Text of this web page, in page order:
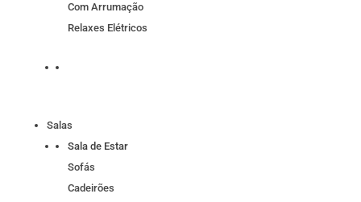
Com Arrumação
Relaxes Elétricos
Salas
Sala de Estar
Sofás
Cadeirões